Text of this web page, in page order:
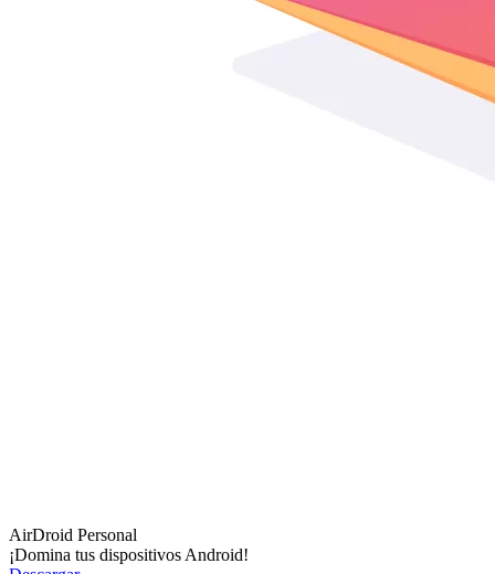
AirDroid Personal
¡Domina tus dispositivos Android!